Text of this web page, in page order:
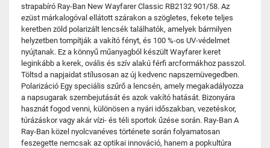
strapabíró Ray-Ban New Wayfarer Classic RB2132 901/58. Az
ezüst márkalogóval ellátott szárakon a szögletes, fekete teljes
keretben zöld polarizált lencsék találhatók, amelyek bármilyen
helyzetben tompítják a vakító fényt, és 100 %-os UV-védelmet
nyújtanak. Ez a könnyű műanyagból készült Wayfarer keret
leginkább a kerek, ovális és szív alakú férfi arcformákhoz passzol.
Töltsd a napjaidat stílusosan az új kedvenc napszemüvegedben.
Polarizáció Egy speciális szűrő a lencsén, amely megakadályozza
a napsugarak szembejutását és azok vakító hatását. Bizonyára
hasznát fogod venni, különösen a nyári időszakban, vezetéskor,
túrázáskor vagy akár vízi- és téli sportok űzése során. Ray-Ban A
Ray-Ban közel nyolcvanéves története során folyamatosan
feszegette nemcsak az optikai innováció, hanem a popkultúra